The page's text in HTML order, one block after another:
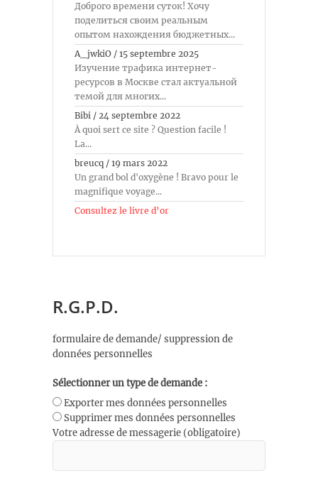
Доброго времени суток! Хочу
поделиться своим реальным
опытом нахождения бюджетных...
A_jwkiO / 15 septembre 2025
Изучение трафика интернет-
ресурсов в Москве стал актуальной
темой для многих...
Bibi / 24 septembre 2022
À quoi sert ce site ? Question facile !
La...
breucq / 19 mars 2022
Un grand bol d'oxygène ! Bravo pour le
magnifique voyage...
Consultez le livre d’or
R.G.P.D.
formulaire de demande/ suppression de
données personnelles
Sélectionner un type de demande :
Exporter mes données personnelles
Supprimer mes données personnelles
Votre adresse de messagerie (obligatoire)